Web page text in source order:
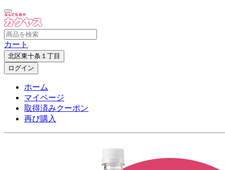
カート
北区東十条１丁目
ログイン
ホーム
マイページ
取得済みクーポン
再び購入